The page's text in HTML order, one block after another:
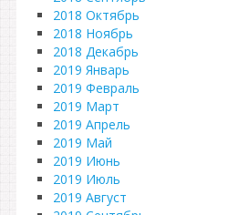
2018 Октябрь
2018 Ноябрь
2018 Декабрь
2019 Январь
2019 Февраль
2019 Март
2019 Апрель
2019 Май
2019 Июнь
2019 Июль
2019 Август